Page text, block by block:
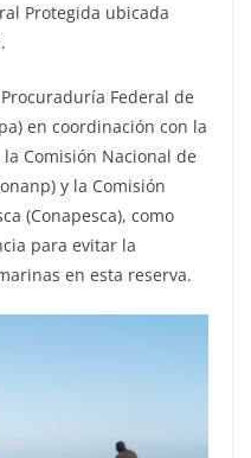
Protegida ubicada
Federal de
en coordinación con la
Comisión Nacional de
y la Comisión
(Conapesca), como
para evitar la
en esta reserva.